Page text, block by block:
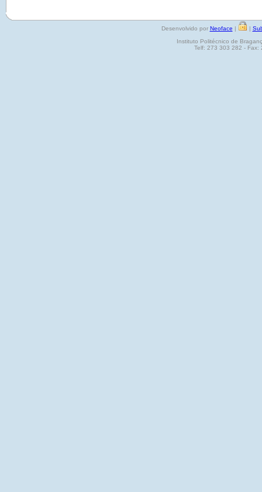
Desenvolvido por Neoface | |
Instituto Politécnico de
Telf: 273 303 282 - Fax: